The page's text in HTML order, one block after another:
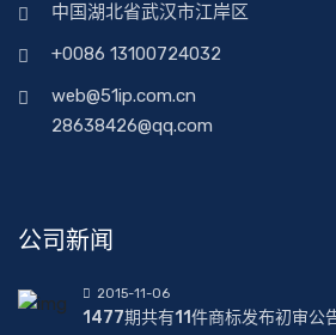
中国湖北省武汉市江岸区
+0086 13100724032
web@51ip.com.cn
28638426@qq.com
公司新闻
2015-11-06
1477期共有11件商标发布初审公